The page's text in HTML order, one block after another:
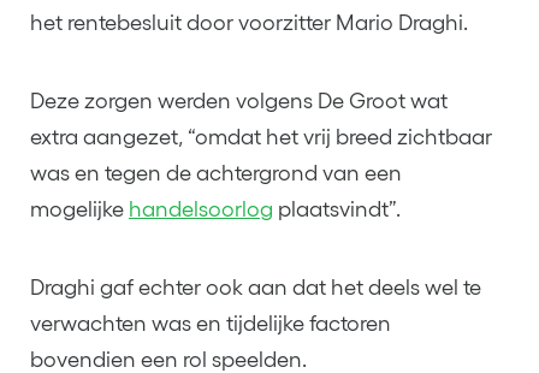
het rentebesluit door voorzitter Mario Draghi.
Deze zorgen werden volgens De Groot wat
extra aangezet, “omdat het vrij breed zichtbaar
was en tegen de achtergrond van een
mogelijke handelsoorlog plaatsvindt”.
Draghi gaf echter ook aan dat het deels wel te
verwachten was en tijdelijke factoren
bovendien een rol speelden.